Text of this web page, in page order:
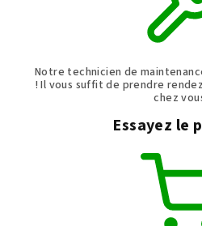
Notre technicien de
! Il vous suffit de prendre
chez
Essayez le